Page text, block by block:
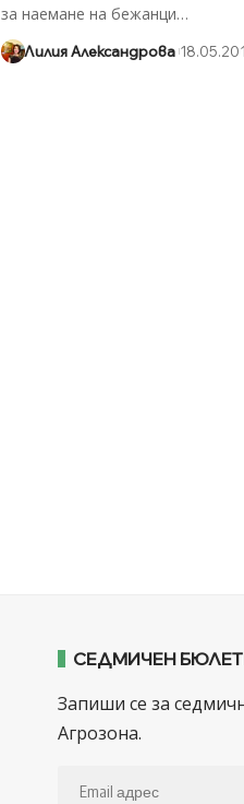
за наемане на бежанци…
Лилия Александрова
СЕДМИЧЕН
Запиши се за
Агрозона.